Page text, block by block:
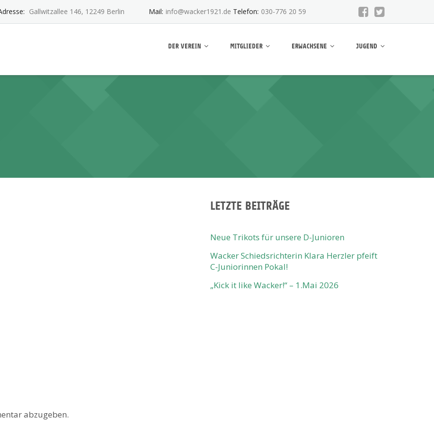
Gallwitzallee 146, 12249 Berlin Mail: info@wacker1921.de Telefon: 030-776 20 59
DER VEREIN MITGLIEDER ERWACHSENE JUGEND
abzugeben.
LETZTE BEITRÄGE
Neue Trikots für unsere D-Junioren
Wacker Schiedsrichterin Klara Herzler pfeift
C-Juniorinnen Pokal!
„Kick it like Wacker!“ – 1.Mai 2026